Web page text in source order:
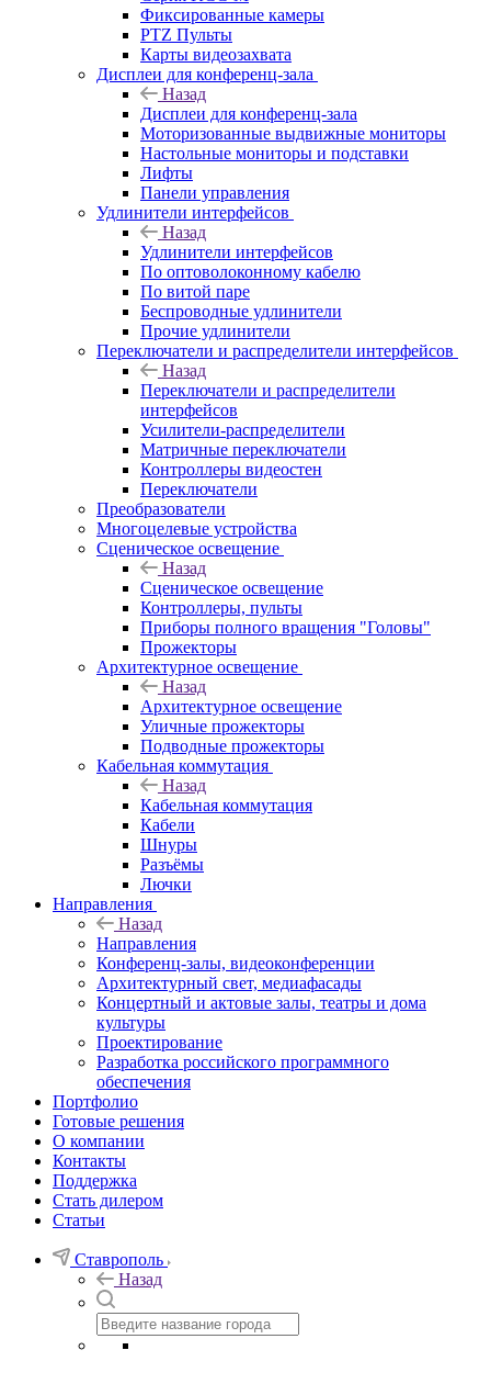
Фиксированные камеры
PTZ Пульты
Карты видеозахвата
Дисплеи для конференц-зала
Назад
Дисплеи для конференц-зала
Моторизованные выдвижные мониторы
Настольные мониторы и подставки
Лифты
Панели управления
Удлинители интерфейсов
Назад
Удлинители интерфейсов
По оптоволоконному кабелю
По витой паре
Беспроводные удлинители
Прочие удлинители
Переключатели и распределители интерфейсов
Назад
Переключатели и распределители
интерфейсов
Усилители-распределители
Матричные переключатели
Контроллеры видеостен
Переключатели
Преобразователи
Многоцелевые устройства
Сценическое освещение
Назад
Сценическое освещение
Контроллеры, пульты
Приборы полного вращения "Головы"
Прожекторы
Архитектурное освещение
Назад
Архитектурное освещение
Уличные прожекторы
Подводные прожекторы
Кабельная коммутация
Назад
Кабельная коммутация
Кабели
Шнуры
Разъёмы
Лючки
Направления
Назад
Направления
Конференц-залы, видеоконференции
Архитектурный свет, медиафасады
Концертный и актовые залы, театры и дома
культуры
Проектирование
Разработка российского программного
обеспечения
Портфолио
Готовые решения
О компании
Контакты
Поддержка
Стать дилером
Статьи
Ставрополь
Назад